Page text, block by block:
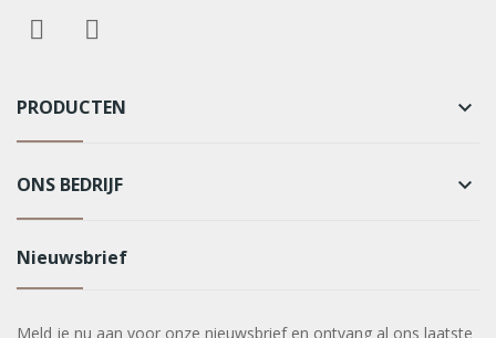
PRODUCTEN keyboard_arrow_down
ONS BEDRIJF keyboard_arrow_down
Nieuwsbrief
Meld je nu aan voor onze nieuwsbrief en ontvang al ons laatste